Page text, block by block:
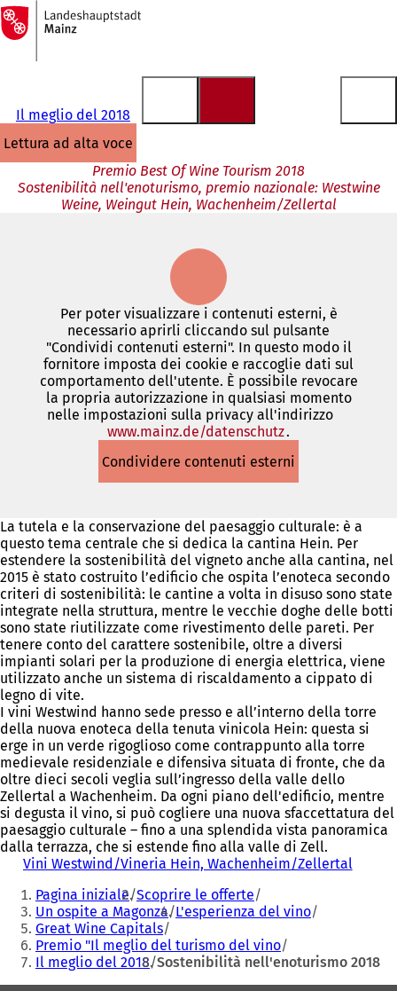
Vai al contenuto
Alla
pagina
iniziale
Il meglio del 2018
lettura ad alta voce
Premio Best Of Wine Tourism 2018
Sostenibilità nell'enoturismo, premio nazionale: Westwine
Weine, Weingut Hein, Wachenheim/Zellertal
Per poter visualizzare i contenuti esterni, è
necessario aprirli cliccando sul pulsante
"Condividi contenuti esterni". In questo modo il
fornitore imposta dei cookie e raccoglie dati sul
comportamento dell'utente. È possibile revocare
la propria autorizzazione in qualsiasi momento
nelle impostazioni sulla privacy all'indirizzo
www.mainz.de/datenschutz(Si
in
una
scheda)
.
Condividere contenuti esterni
La tutela e la conservazione del paesaggio culturale: è a
questo tema centrale che si dedica la cantina Hein. Per
estendere la sostenibilità del vigneto anche alla cantina, nel
2015 è stato costruito l’edificio che ospita l’enoteca secondo
criteri di sostenibilità: le cantine a volta in disuso sono state
integrate nella struttura, mentre le vecchie doghe delle botti
sono state riutilizzate come rivestimento delle pareti. Per
tenere conto del carattere sostenibile, oltre a diversi
impianti solari per la produzione di energia elettrica, viene
utilizzato anche un sistema di riscaldamento a cippato di
legno di vite.
I vini Westwind hanno sede presso e all’interno della torre
della nuova enoteca della tenuta vinicola Hein: questa si
erge in un verde rigoglioso come contrappunto alla torre
medievale residenziale e difensiva situata di fronte, che da
oltre dieci secoli veglia sull’ingresso della valle dello
Zellertal a Wachenheim. Da ogni piano dell'edificio, mentre
si degusta il vino, si può cogliere una nuova sfaccettatura del
paesaggio culturale – fino a una splendida vista panoramica
dalla terrazza, che si estende fino alla valle di Zell.
Vini Westwind/Vineria Hein, Wachenheim/Zellertal(
e
i
Siete
qui:
Pagina iniziale Scoprire le offerte
Un ospite a Magonza L'esperienza del vino
Great Wine Capitals
Premio "Il meglio del turismo del vino
Il meglio del 2018 Sostenibilità nell'enoturismo 2018